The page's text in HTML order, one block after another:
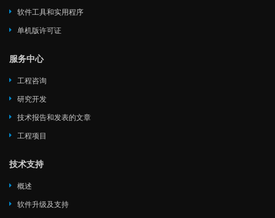
软件工具和实用程序
单机版许可证
服务中心
工程咨询
研究开发
技术报告和发表的文章
工程项目
技术支持
概述
软件升级及支持